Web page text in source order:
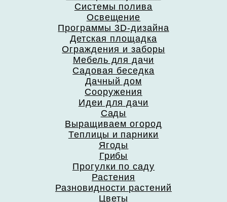
Системы полива
Освещение
Программы 3D-дизайна
Детская площадка
Ограждения и заборы
Мебель для дачи
Садовая беседка
Дачный дом
Сооружения
Идеи для дачи
Сады
Выращиваем огород
Теплицы и парники
Ягоды
Грибы
Прогулки по саду
Растения
Разновидности растений
Цветы